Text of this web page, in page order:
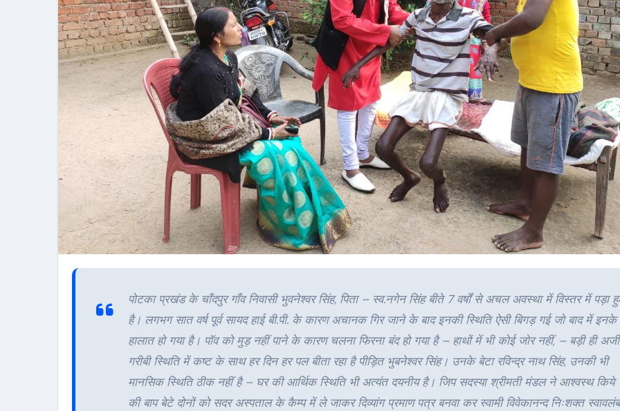
पोटका प्रखंड के चाँदपुर गाँव निवासी भुवनेश्वर सिंह, पिता – स्व.नगेन सिंह बीते 7 वर्षों से अचल अवस्था में विस्तर में पड़ा
है। लगभग सात वर्ष पूर्व सायद हाई बी.पी. के कारण अचानक गिर जाने के बाद इनकी स्थिति ऐसी बिगड़ गई जो बाद में
हालात हो गया है। पॉव को मुड़ नहीं पाने के कारण चलना फिरना बंद हो गया है – हाथों में भी कोई जोर नहीं, – बड़ी ही
गरीबी स्थिति में कष्ट के साथ हर दिन हर पल बीता रहा है पीड़ित भुबनेश्वर सिंह। उनके बेटा रविन्द्र नाथ सिंह, उनकी भी
मानसिक स्थिति ठीक नहीं है – घर की आर्थिक स्थिति भी अत्यंत दयनीय है। जिप सदस्या श्रीमती मंडल ने आश्वस्थ किये
की बाप बेटे दोनों को सदर अस्पताल के कैम्प में ले जाकर दिव्यांग प्रमाण पत्र बनवा कर स्वामी विवेकानन्द निःशक्त